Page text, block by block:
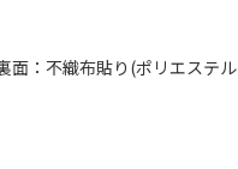
面：不織布貼り(ポリエステ